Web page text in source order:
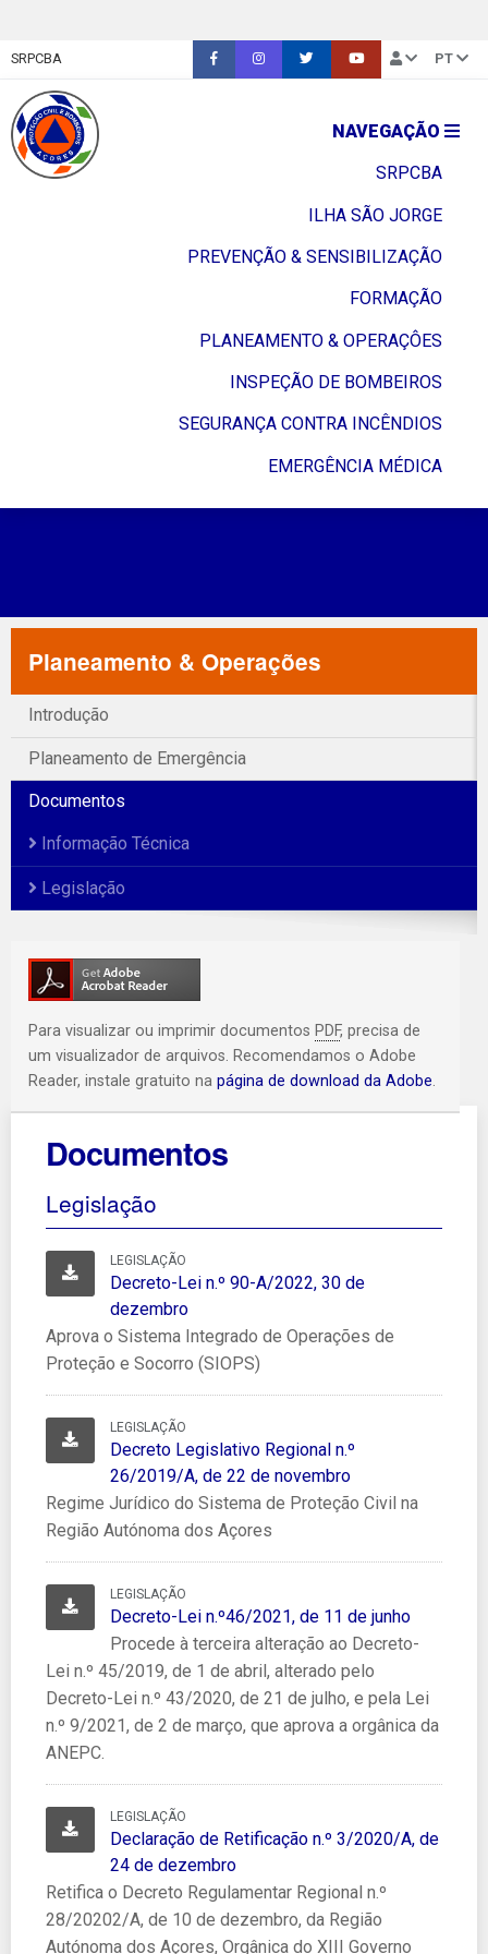
SRPCBA PT
NAVEGAÇÃO
SRPCBA
ILHA SÃO JORGE
PREVENÇÃO & SENSIBILIZAÇÃO
FORMAÇÃO
PLANEAMENTO & OPERAÇÔES
INSPEÇÃO DE BOMBEIROS
SEGURANÇA CONTRA INCÊNDIOS
EMERGÊNCIA MÉDICA
Planeamento & Operações
Introdução
Planeamento de Emergência
Documentos
Informação Técnica
Legislação
Para visualizar ou imprimir documentos PDF, precisa de
um visualizador de arquivos. Recomendamos o Adobe
Reader, instale gratuito na página de download da Adobe.
Documentos
Legislação
Decreto-Lei n.º 90-A/2022, 30 de dezembro
LEGISLAÇÃO
Decreto-Lei n.º 90-A/2022, 30 de
dezembro
Aprova o Sistema Integrado de Operações de
Proteção e Socorro (SIOPS)
Decreto Legislativo Regional n.º 26/2019/A, de 22 de
LEGISLAÇÃO
Decreto Legislativo Regional n.º
26/2019/A, de 22 de novembro
Regime Jurídico do Sistema de Proteção Civil na
Região Autónoma dos Açores
Decreto-Lei n.º46/2021, de 11 de junho
LEGISLAÇÃO
Decreto-Lei n.º46/2021, de 11 de junho
Procede à terceira alteração ao Decreto-
Lei n.º 45/2019, de 1 de abril, alterado pelo
Decreto-Lei n.º 43/2020, de 21 de julho, e pela Lei
n.º 9/2021, de 2 de março, que aprova a orgânica da
ANEPC.
Declaração de Retificação n.º 3/2020/A, de 24 de
LEGISLAÇÃO
Declaração de Retificação n.º 3/2020/A, de
24 de dezembro
Retifica o Decreto Regulamentar Regional n.º
28/20202/A, de 10 de dezembro, da Região
Autónoma dos Açores, Orgânica do XIII Governo